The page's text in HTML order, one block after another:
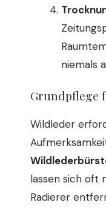
niemals
Grundpflege
Wildleder
lassen sich oft
Radierer